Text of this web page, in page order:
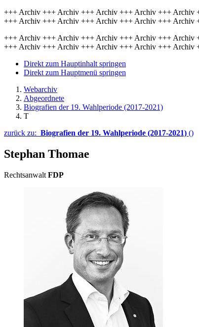
+++ Archiv +++ Archiv +++ Archiv +++ Archiv +++
+++ Archiv +++ Archiv +++ Archiv +++ Archiv +++ Archiv
+++ Archiv +++ Archiv +++ Archiv +++ Archiv +++
+++ Archiv +++ Archiv +++ Archiv +++ Archiv +++ Archiv
Direkt zum Hauptinhalt springen
Direkt zum Hauptmenü springen
Webarchiv
Abgeordnete
Biografien der 19. Wahlperiode (2017-2021)
T
zurück zu: Biografien der 19. Wahlperiode (2017-2021) ()
Stephan Thomae
Rechtsanwalt FDP